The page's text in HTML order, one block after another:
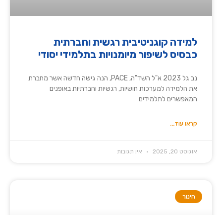
למידה קוגניטיבית רגשית וחברתית
כבסיס לשיפור מיומנויות בתלמידי יסודי
נב גל 2023 א"ל השד"ה, PACE, הנה גישה חדשה אשר מחברת
את הלמידה למערכות חושיות, רגשיות וחברתיות באופנים
המאפשרים לתלמידים
קראו עוד...
אוגוסט 20, 2025 אין תגובות
חינוך